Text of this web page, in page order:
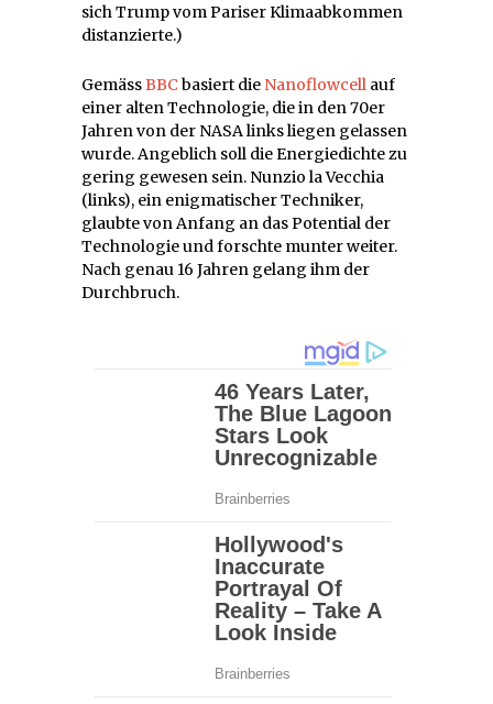
sich Trump vom Pariser Klimaabkommen
distanzierte.)
GemässBBC basiert die Nanoflowcell auf
einer alten Technologie, die in den 70er
Jahren von der NASA links liegen gelassen
wurde. Angeblich soll die Energiedichte zu
gering gewesen sein. Nunzio la Vecchia
(links), ein enigmatischer Techniker,
glaubte von Anfang an das Potential der
Technologie und forschte munter weiter.
Nach genau 16 Jahren gelang ihm der
Durchbruch.